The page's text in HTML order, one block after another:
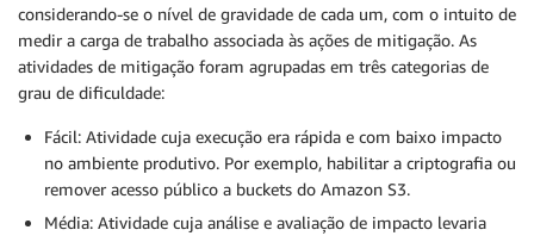
considerando-se o nível de gravidade de cada um, com o intuito de
medir a carga de trabalho associada às ações de mitigação. As
atividades de mitigação foram agrupadas em três categorias de
grau de dificuldade:
Fácil: Atividade cuja execução era rápida e com baixo impacto
no ambiente produtivo. Por exemplo, habilitar a criptografia ou
remover acesso público a buckets do Amazon S3.
Média: Atividade cuja análise e avaliação de impacto levaria